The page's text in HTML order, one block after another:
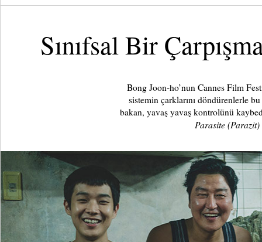
Sınıfsal Bir
Bong Joon-ho’nun Cannes Film
sistemin çarklarını döndürenlerle
bakan, yavaş yavaş kontrolünü
Parasite (Parazit)